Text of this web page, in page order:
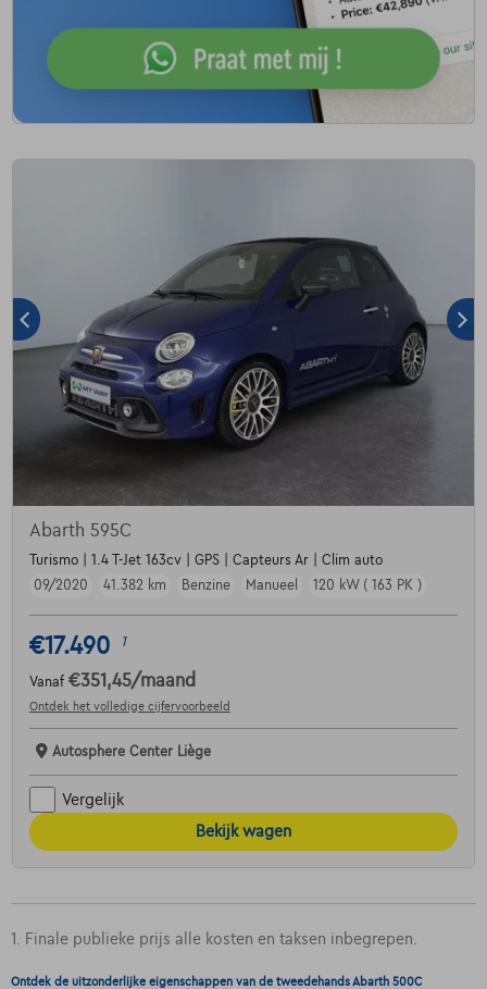
Abarth 595C
Turismo | 1.4 T-Jet 163cv | GPS | Capteurs Ar | Clim auto
09/2020
41.382 km Benzine Manueel 120 kW ( 163 PK )
€17.490 1
Vanaf €351,45/maand
Ontdek het volledige cijfervoorbeeld
Autosphere Center Liège
Vergelijk
Bekijk wagen
1. Finale publieke prijs alle kosten en taksen inbegrepen.
Ontdek de uitzonderlijke eigenschappen van de tweedehands Abarth 500C